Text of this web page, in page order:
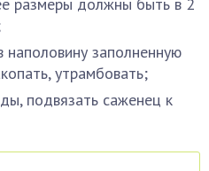
наполовину заполненную
утрамбовать;
подвязать саженец к